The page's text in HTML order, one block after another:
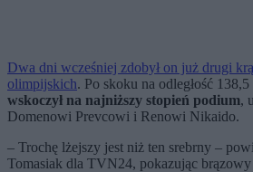
Dwa dni wcześniej zdobył on już drugi
olimpijskich. Po skoku na odległość
wskoczył na najniższy stopień podium,
Domenowi Prevcowi i Renowi Nikaido.
– Trochę lżejszy jest niż ten srebrny –
Tomasiak dla TVN24, pokazując brązowy